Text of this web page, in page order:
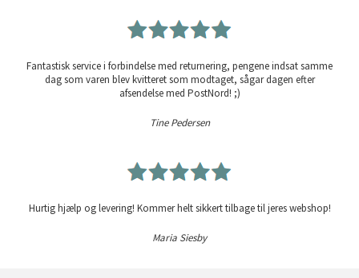
Fantastisk service i forbindelse med returnering, pengene indsat samme
dag som varen blev kvitteret som modtaget, sågar dagen efter
afsendelse med PostNord! ;)
Tine Pedersen
Hurtig hjælp og levering! Kommer helt sikkert tilbage til jeres webshop!
Maria Siesby